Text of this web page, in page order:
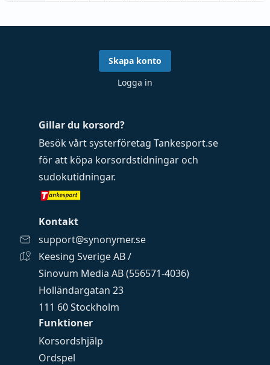
Funktioner
Korsordshjälp
Ordspel
Gillar du korsord?
Besök vårt systerföretag Tankesport.se
för att köpa korsordstidningar och
sudokutidningar.
Kontakt
support@synonymer.se
Keesing Sverige AB /
Sinovum Media AB (556571-4036)
Holländargatan 23
111 60 Stockholm
Skapa konto
Logga in